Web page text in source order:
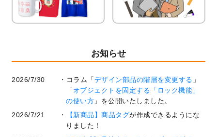
お知らせ
2026/7/30 コラム「デザイン部品の階層を変更する 」
「 オブジェクトを固定する「ロック機能」
の使い方 」を公開いたしました。
2026/7/21
【新商品】商品タグが作成できるようにな
りました！